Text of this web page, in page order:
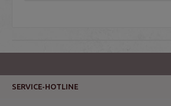
SERVICE-HOTLINE